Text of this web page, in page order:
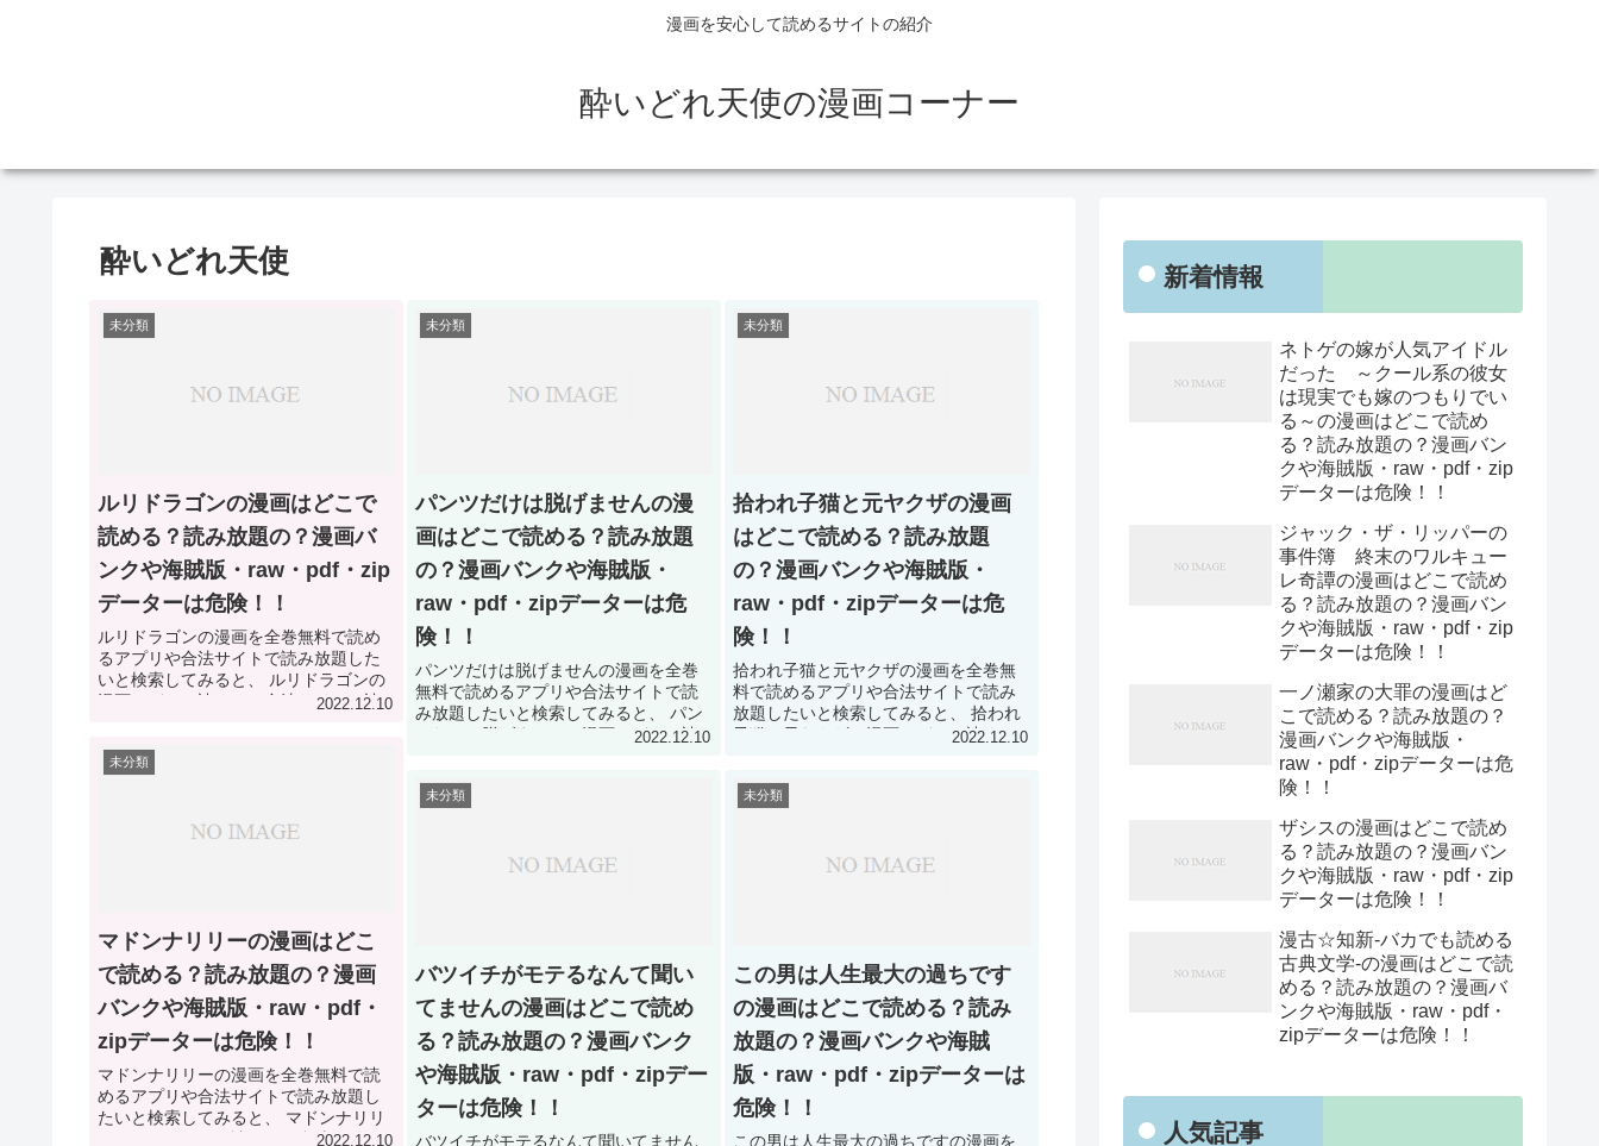
漫画を安心して読めるサイトの紹介
酔いどれ天使の漫画コーナー
酔いどれ天使
未分類
ルリドラゴンの漫画はどこで
読める？読み放題の？漫画バ
ンクや海賊版・raw・pdf・zip
データーは危険！！
ルリドラゴンの漫画を全巻無料で読め
るアプリや合法サイトで読み放題した
いと検索してみると、 ルリドラゴンの
漫画はどこで読める？合法サイトで読
題で読める合法サイト...
2022.12.10
未分類
パンツだけは脱げませんの漫
画はどこで読める？読み放題
の？漫画バンクや海賊版・
raw・pdf・zipデーターは危
険！！
パンツだけは脱げませんの漫画を全巻
無料で読めるアプリや合法サイトで読
み放題したいと検索してみると、 パン
ツだけは脱げませんの漫画はどこで読
ませんの漫画は全巻無...
2022.12.10
未分類
拾われ子猫と元ヤクザの漫画
はどこで読める？読み放題
の？漫画バンクや海賊版・
raw・pdf・zipデーターは危
険！！
拾われ子猫と元ヤクザの漫画を全巻無
料で読めるアプリや合法サイトで読み
放題したいと検索してみると、 拾われ
子猫と元ヤクザの漫画はどこで読め
ザの漫画は全巻無料や読...
2022.12.10
未分類
マドンナリリーの漫画はどこ
で読める？読み放題の？漫画
バンクや海賊版・raw・pdf・
zipデーターは危険！！
マドンナリリーの漫画を全巻無料で読
めるアプリや合法サイトで読み放題し
たいと検索してみると、 マドンナリリ
ーの漫画はどこで読める？合法サイト
2022.12.10
未分類
バツイチがモテるなんて聞い
てませんの漫画はどこで読め
る？読み放題の？漫画バンク
や海賊版・raw・pdf・zipデー
ターは危険！！
バツイチがモテるなんて聞いてません
未分類
この男は人生最大の過ちです
の漫画はどこで読める？読み
放題の？漫画バンクや海賊
版・raw・pdf・zipデーターは
危険！！
この男は人生最大の過ちですの漫画を
新着情報
ネトゲの嫁が人気アイドル
だった ～クール系の彼女
は現実でも嫁のつもりでい
る～の漫画はどこで読め
る？読み放題の？漫画バン
クや海賊版・raw・pdf・zip
データーは危険！！
ジャック・ザ・リッパーの
事件簿 終末のワルキュー
レ奇譚の漫画はどこで読め
る？読み放題の？漫画バン
クや海賊版・raw・pdf・zip
データーは危険！！
一ノ瀬家の大罪の漫画はど
こで読める？読み放題の？
漫画バンクや海賊版・
raw・pdf・zipデーターは危
険！！
ザシスの漫画はどこで読め
る？読み放題の？漫画バン
クや海賊版・raw・pdf・zip
データーは危険！！
漫古☆知新-バカでも読める
古典文学-の漫画はどこで読
める？読み放題の？漫画バ
ンクや海賊版・raw・pdf・
zipデーターは危険！！
人気記事